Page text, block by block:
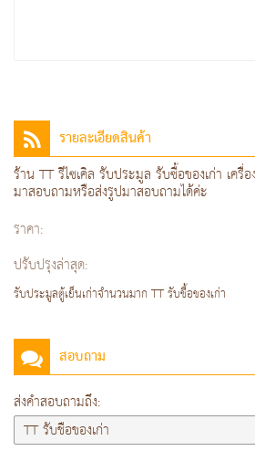
รายละเอียดสินค้า
ร้าน TT รีไซเคิล รับประมูล รับซื้อของเก่า เค
มาสอบถามหรือส่งรูปมาสอบถามได้ค่ะ
ราคา:
ปรับปรุงล่าสุด:
รับประมูลตู้เย็นเก่าจำนวนมาก TT รับชื้อของเก่า
สอบถาม
ส่งคำสอบถามถึง: